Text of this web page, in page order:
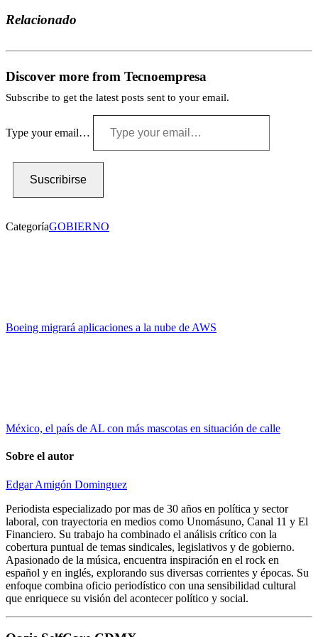
Relacionado
Discover more from Tecnoempresa
Subscribe to get the latest posts sent to your email.
Type your email…
Suscribirse
CategoríaGOBIERNO
Boeing migrará aplicaciones a la nube de AWS
México, el país de AL con más mascotas en situación de calle
Sobre el autor
Edgar Amigón Dominguez
Periodista especializado por mas de 30 años en política y sector
laboral, con trayectoria en medios como Unomásuno, Canal 11 y El
Financiero. Su trabajo ha combinado el análisis crítico con la
cobertura puntual de temas sindicales, legislativos y de gobierno.
Apasionado de la música, encuentra inspiración en el rock en
español y en inglés, explorando sus diversas corrientes y épocas. Su
enfoque combina oficio periodístico con una sensibilidad cultural
que enriquece su visión del acontecer político y social.